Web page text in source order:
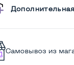
Самовывоз из